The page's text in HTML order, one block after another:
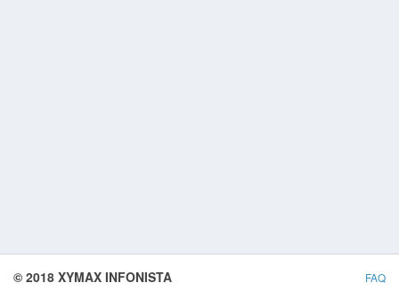
FAQ
© 2018 XYMAX INFONISTA